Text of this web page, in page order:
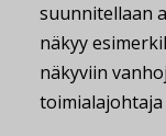
suunnitellaan
näkyy
näkyviin
toimialajohtaja